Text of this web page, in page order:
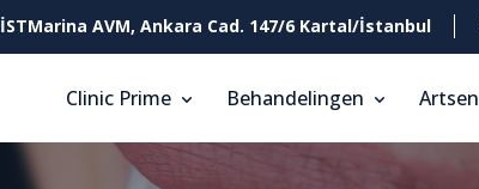
İSTMarina AVM, Ankara Cad. 147/6 Kartal/İstanbul
Clinic Prime Behandelingen Artsen